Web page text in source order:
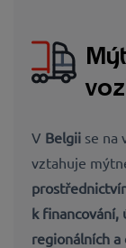
V Belgii se na
vztahuje
k financování,
regionálních a